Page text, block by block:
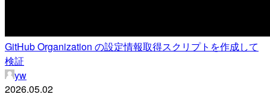
GitHub Organization の設定情報取得スクリプトを作成して
検証
yw
2026.05.02